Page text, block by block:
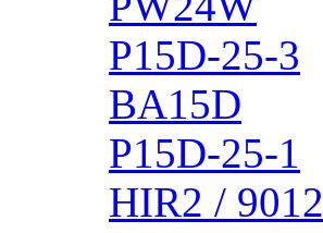
P15D-25-3
BA15D
P15D-25-1
HIR2 / 9012